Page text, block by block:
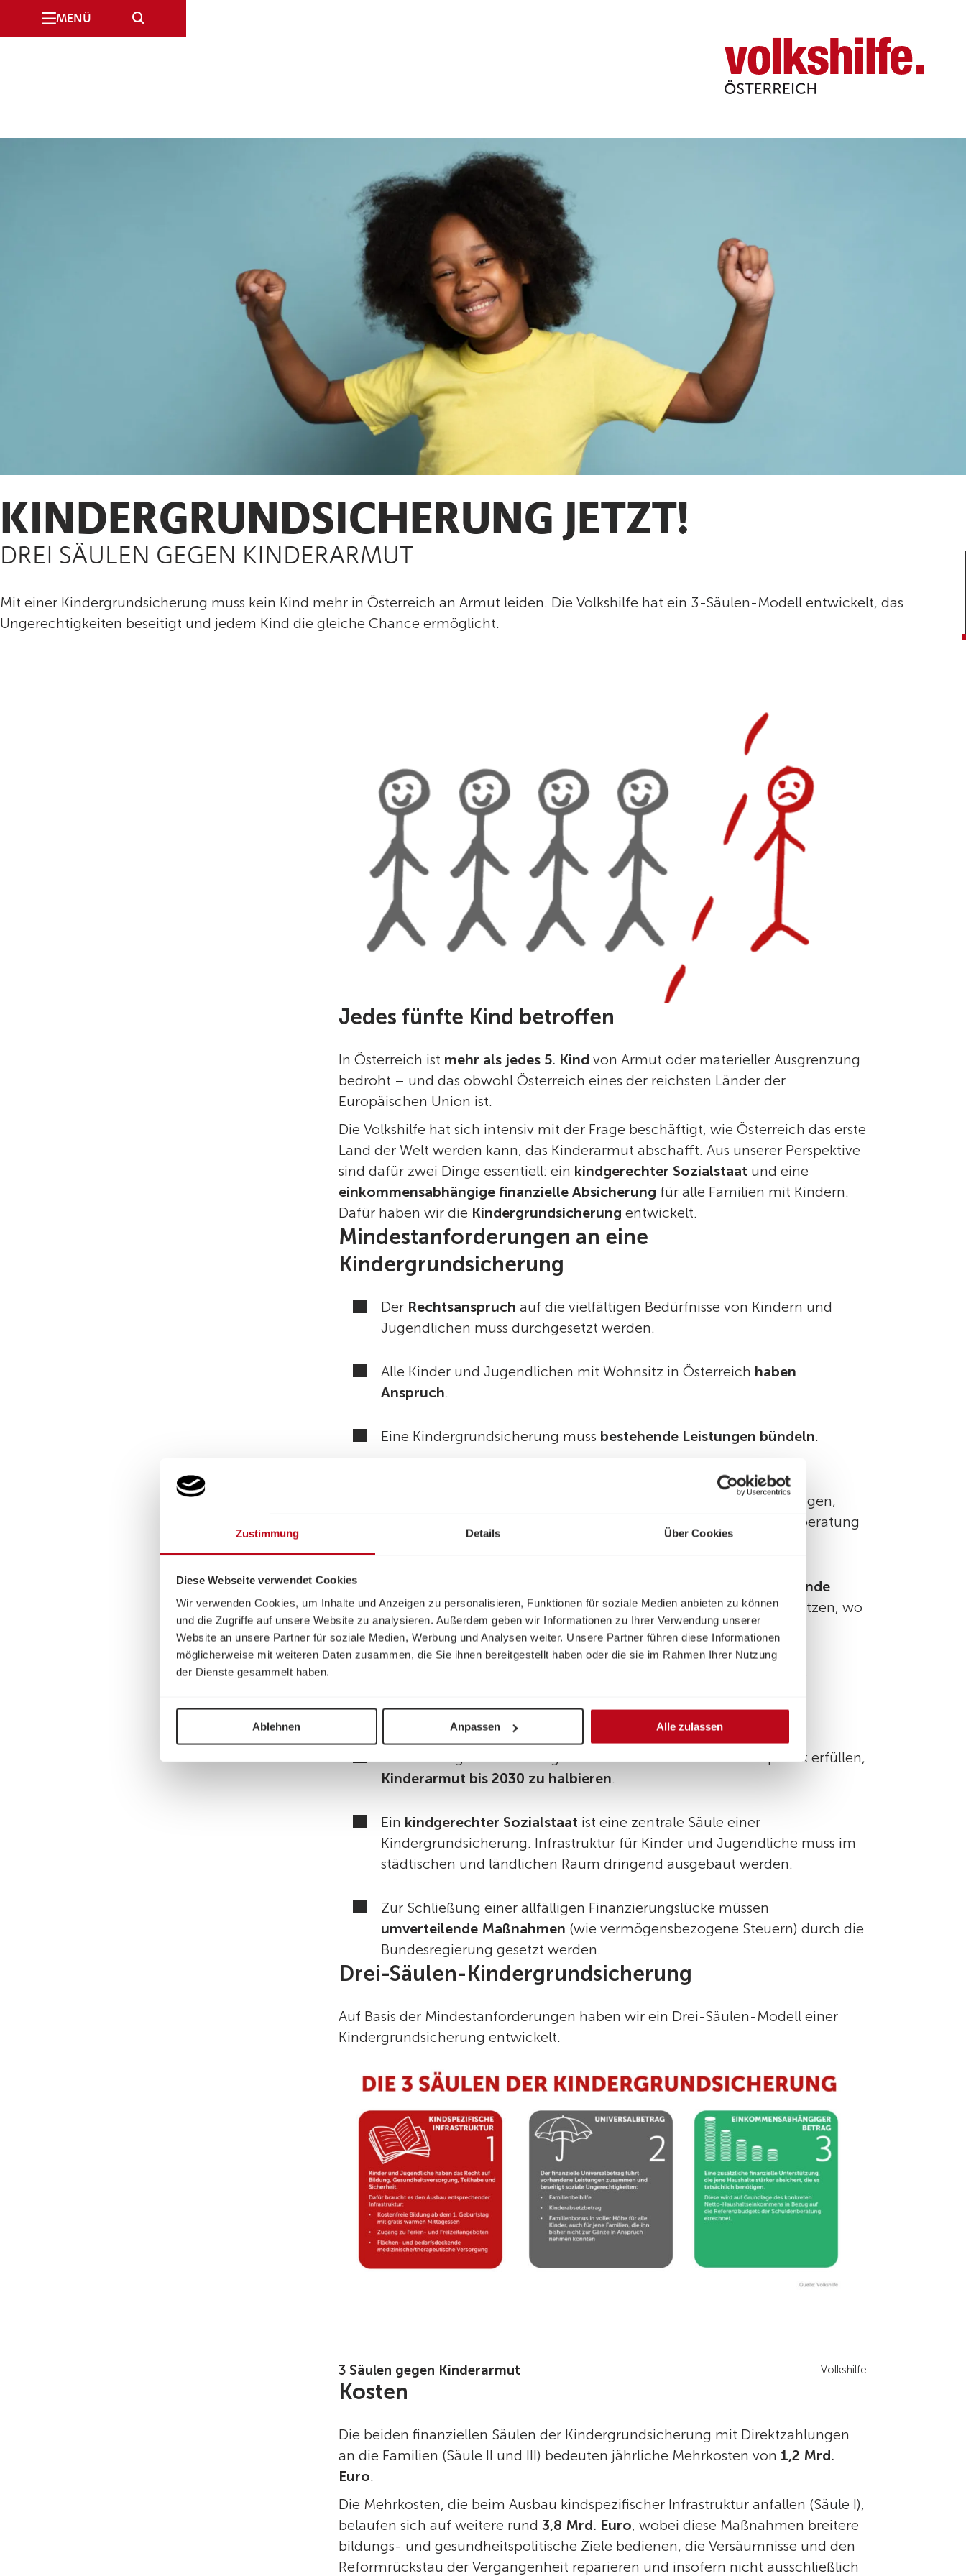
Zustimmung Details Über Cookies
Diese Webseite verwendet Cookies
Wir verwenden Cookies, um Inhalte und Anzeigen zu personalisieren, Funktionen für soziale Medien anbieten zu können
und die Zugriffe auf unsere Website zu analysieren. Außerdem geben wir Informationen zu Ihrer Verwendung unserer
Website an unsere Partner für soziale Medien, Werbung und Analysen weiter. Unsere Partner führen diese Informationen
möglicherweise mit weiteren Daten zusammen, die Sie ihnen bereitgestellt haben oder die sie im Rahmen Ihrer Nutzung
der Dienste gesammelt haben.
Ablehnen Anpassen Alle zulassen
MENÜ SUCHE
Volkshilfe
Österreich
KINDERGRUNDSICHERUNG JETZT!
DREI SÄULEN GEGEN KINDERARMUT
Mit einer Kindergrundsicherung muss kein Kind mehr in Österreich an Armut leiden. Die Volkshilfe hat ein 3-Säulen-Modell entwickelt, das
Ungerechtigkeiten beseitigt und jedem Kind die gleiche Chance ermöglicht.
Jedes fünfte Kind betroffen
In Österreich ist mehr als jedes 5. Kind von Armut oder materieller Ausgrenzung
bedroht – und das obwohl Österreich eines der reichsten Länder der
Europäischen Union ist.
Die Volkshilfe hat sich intensiv mit der Frage beschäftigt, wie Österreich das erste
Land der Welt werden kann, das Kinderarmut abschafft. Aus unserer Perspektive
sind dafür zwei Dinge essentiell: ein kindgerechter Sozialstaat und eine
einkommensabhängige finanzielle Absicherung für alle Familien mit Kindern.
Dafür haben wir die Kindergrundsicherung entwickelt.
Mindestanforderungen an eine
Kindergrundsicherung
Der Rechtsanspruch auf die vielfältigen Bedürfnisse von Kindern und
Jugendlichen muss durchgesetzt werden.
Alle Kinder und Jugendlichen mit Wohnsitz in Österreich haben
Anspruch.
Eine Kindergrundsicherung muss bestehende Leistungen bündeln.
liegen deutlich über dem, was als
Armutsgefährdungsschwelle definiert ist. Um dies zu berücksichtigen,
schlägt die Volkshilfe vor, auf die Referenzbudgets der Schuldenberatung
zurückzugreifen.
bestehende
Ungerechtigkeitenbeseitigen und dort stärker finanziell unterstützen, wo
das Geld dringend gebraucht wird.
Anspruchnahme erhöhen.
Eine Kindergrundsicherung muss zumindest das Ziel der Republik erfüllen,
Kinderarmut bis 2030 zu halbieren.
Ein kindgerechter Sozialstaat ist eine zentrale Säule einer
Kindergrundsicherung. Infrastruktur für Kinder und Jugendliche muss im
städtischen und ländlichen Raum dringend ausgebaut werden.
Zur Schließung einer allfälligen Finanzierungslücke müssen
umverteilende Maßnahmen (wie vermögensbezogene Steuern) durch die
Bundesregierung gesetzt werden.
Drei-Säulen-Kindergrundsicherung
Auf Basis der Mindestanforderungen haben wir ein Drei-Säulen-Modell einer
Kindergrundsicherung entwickelt.
3 Säulen gegen Kinderarmut Volkshilfe
Kosten
Die beiden finanziellen Säulen der Kindergrundsicherung mit Direktzahlungen
an die Familien (Säule II und III) bedeuten jährliche Mehrkosten von 1,2 Mrd.
Euro.
Die Mehrkosten, die beim Ausbau kindspezifischer Infrastruktur anfallen (Säule I),
belaufen sich auf weitere rund3,8 Mrd. Euro, wobei diese Maßnahmen breitere
bildungs- und gesundheitspolitische Ziele bedienen, die Versäumnisse und den
Reformrückstau der Vergangenheit reparieren und insofern nicht ausschließlich